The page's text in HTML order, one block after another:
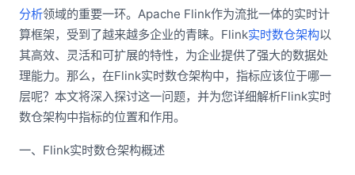
分析领域的重要一环。Apache Flink作为流批一体的实时计
算框架，受到了越来越多企业的青睐。Flink实时数仓架构以
其高效、灵活和可扩展的特性，为企业提供了强大的数据处
理能力。那么，在Flink实时数仓架构中，指标应该位于哪一
层呢？本文将深入探讨这一问题，并为您详细解析Flink实时
数仓架构中指标的位置和作用。
一、Flink实时数仓架构概述